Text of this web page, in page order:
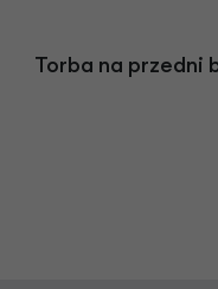
Torba na przedni